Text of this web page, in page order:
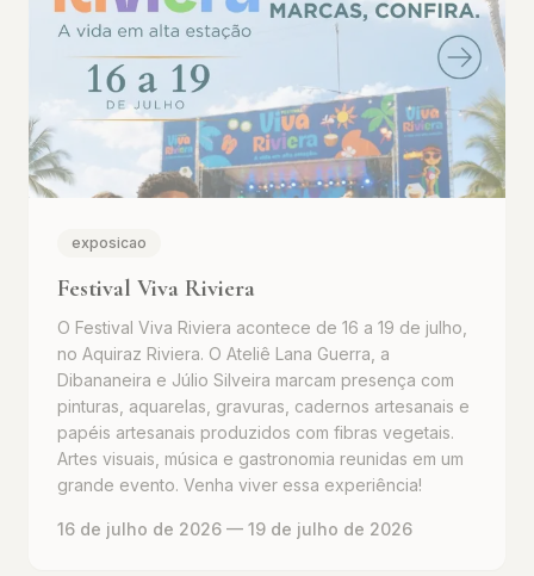
exposicao
Festival Viva Riviera
O Festival Viva Riviera acontece de 16 a 19 de julho,
no Aquiraz Riviera. O Ateliê Lana Guerra, a
Dibananeira e Júlio Silveira marcam presença com
pinturas, aquarelas, gravuras, cadernos artesanais e
papéis artesanais produzidos com fibras vegetais.
Artes visuais, música e gastronomia reunidas em um
grande evento. Venha viver essa experiência!
16 de julho de 2026 — 19 de julho de 2026